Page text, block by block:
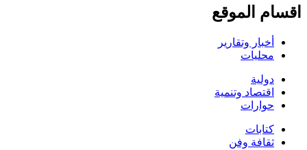
اقسام الموقع
أخبار وتقارير
محليات
دولية
اقتصاد وتنمية
حوارات
كتابات
ثقافة وفن